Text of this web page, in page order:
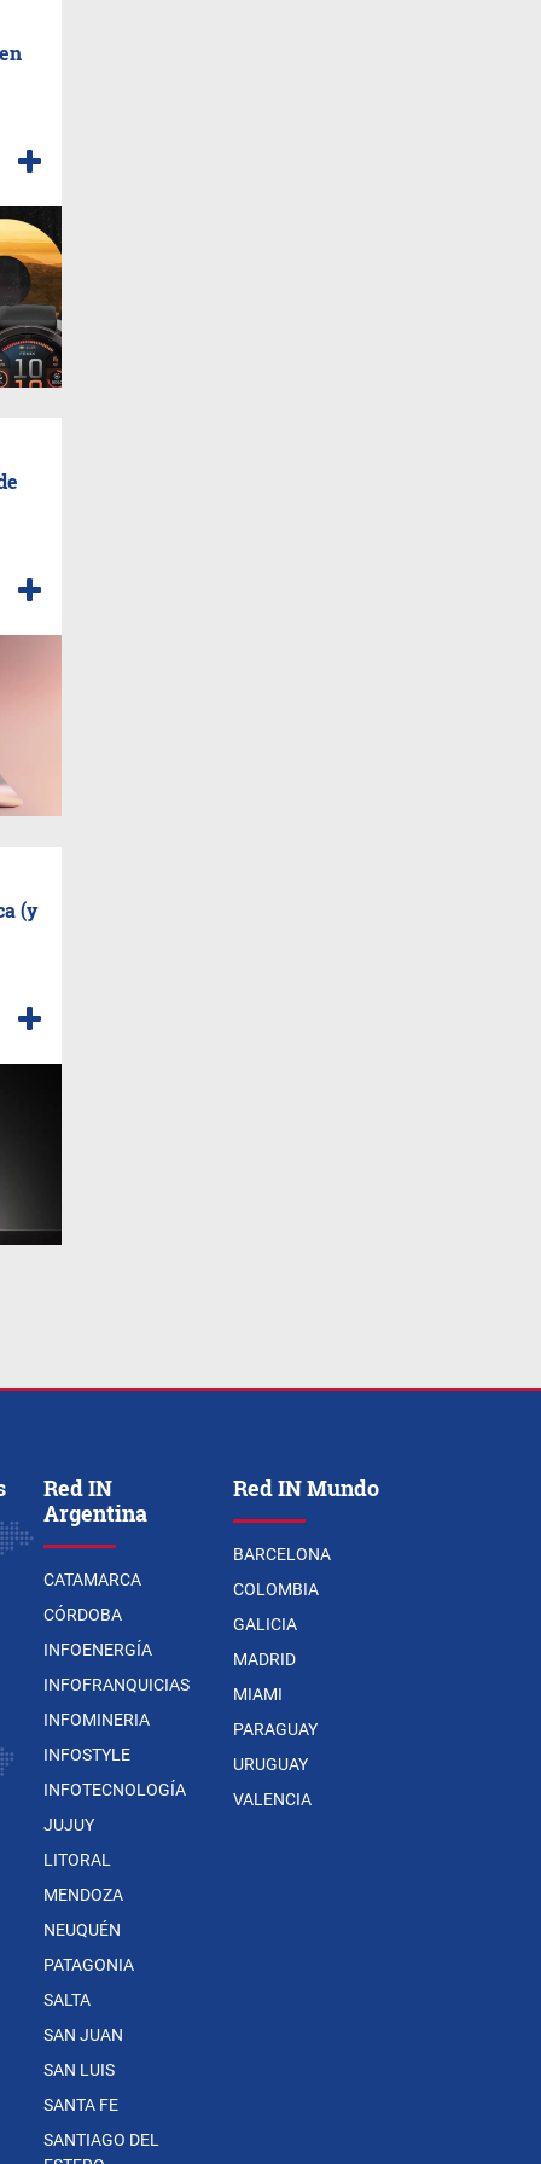
(y
Red IN
Argentina
CATAMARCA
CÓRDOBA
INFOENERGÍA
INFOFRANQUICIAS
INFOMINERIA
INFOSTYLE
INFOTECNOLOGÍA
JUJUY
LITORAL
MENDOZA
NEUQUÉN
PATAGONIA
SALTA
SAN JUAN
SAN LUIS
SANTA FE
SANTIAGO DEL
Red IN Mundo
BARCELONA
COLOMBIA
GALICIA
MADRID
MIAMI
PARAGUAY
URUGUAY
VALENCIA